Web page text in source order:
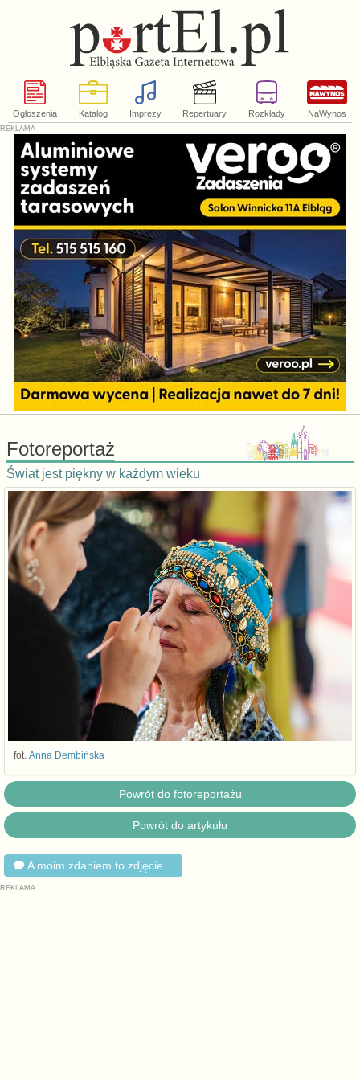
Ogłoszenia Katalog Imprezy Repertuary Rozkłady NaWynos
Fotoreportaż
Świat jest piękny w każdym wieku
fot. Anna Dembińska
Powrót do fotoreportażu
Powrót do artykułu
A moim zdaniem to zdjęcie...